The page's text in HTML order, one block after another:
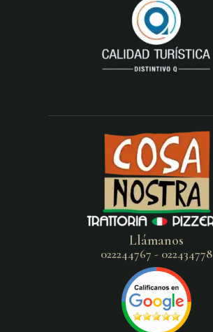
Llámanos
022244767 - 022434778